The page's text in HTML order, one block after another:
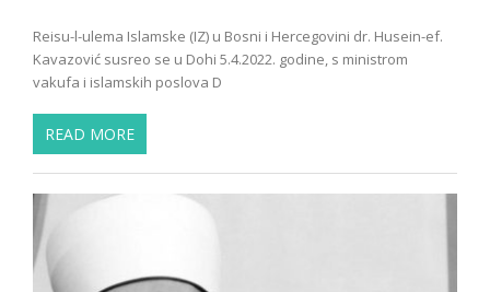
Reisu-l-ulema Islamske (IZ) u Bosni i Hercegovini dr. Husein-ef.
Kavazović susreo se u Dohi 5.4.2022. godine, s ministrom
vakufa i islamskih poslova D
READ MORE